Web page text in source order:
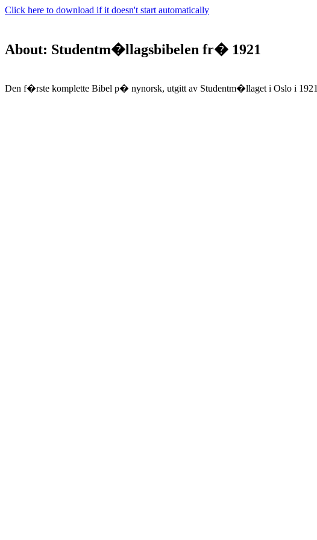
Click here to download if it doesn't start automatically
About: Studentm�llagsbibelen fr� 1921
Den f�rste komplette Bibel p� nynorsk, utgitt av Studentm�llaget i Oslo i 1921